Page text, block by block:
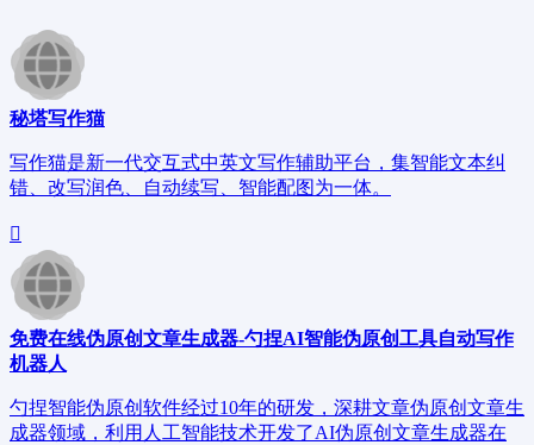
秘塔写作猫
写作猫是新一代交互式中英文写作辅助平台，集智能文本纠
错、改写润色、自动续写、智能配图为一体。
免费在线伪原创文章生成器-勺捏AI智能伪原创工具自动写作
机器人
勺捏智能伪原创软件经过10年的研发，深耕文章伪原创文章生
成器领域，利用人工智能技术开发了AI伪原创文章生成器在